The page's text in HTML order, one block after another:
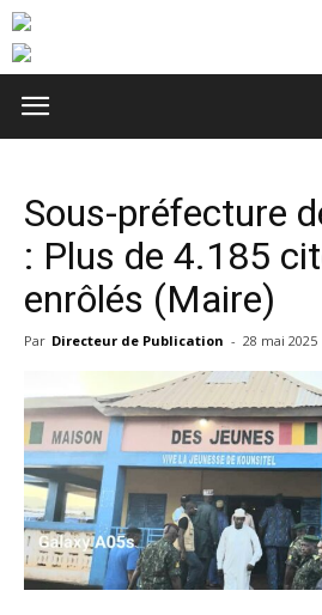
Sous-préfecture
: Plus de 4.185
enrôlés (Maire)
Par Directeur de Publication - 28 mai 2025